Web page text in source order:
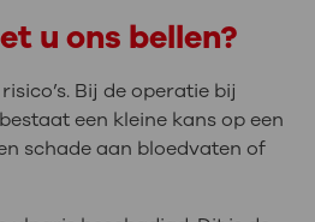
u ons bellen?
Bij de operatie bij
een kleine kans op een
schade aan bloedvaten of